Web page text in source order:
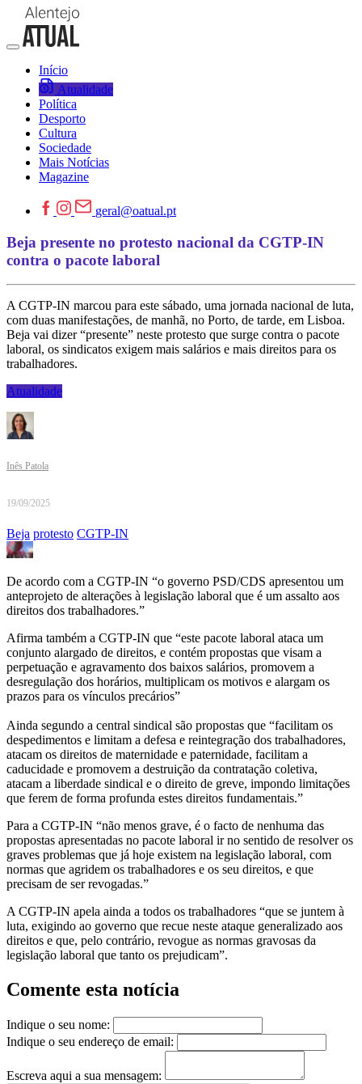
Início
Atualidade
Política
Desporto
Cultura
Sociedade
Mais Notícias
Magazine
geral@oatual.pt
Beja presente no protesto nacional da CGTP-IN
contra o pacote laboral
A CGTP-IN marcou para este sábado, uma jornada nacional de luta,
com duas manifestações, de manhã, no Porto, de tarde, em Lisboa.
Beja vai dizer “presente” neste protesto que surge contra o pacote
laboral, os sindicatos exigem mais salários e mais direitos para os
trabalhadores.
Atualidade
Inês Patola
19/09/2025
Beja protesto CGTP-IN
De acordo com a CGTP-IN “o governo PSD/CDS apresentou um
anteprojeto de alterações à legislação laboral que é um assalto aos
direitos dos trabalhadores.”
Afirma também a CGTP-IN que “este pacote laboral ataca um
conjunto alargado de direitos, e contém propostas que visam a
perpetuação e agravamento dos baixos salários, promovem a
desregulação dos horários, multiplicam os motivos e alargam os
prazos para os vínculos precários”
Ainda segundo a central sindical são propostas que “facilitam os
despedimentos e limitam a defesa e reintegração dos trabalhadores,
atacam os direitos de maternidade e paternidade, facilitam a
caducidade e promovem a destruição da contratação coletiva,
atacam a liberdade sindical e o direito de greve, impondo limitações
que ferem de forma profunda estes direitos fundamentais.”
Para a CGTP-IN “não menos grave, é o facto de nenhuma das
propostas apresentadas no pacote laboral ir no sentido de resolver os
graves problemas que já hoje existem na legislação laboral, com
normas que agridem os trabalhadores e os seu direitos, e que
precisam de ser revogadas.”
A CGTP-IN apela ainda a todos os trabalhadores “que se juntem à
luta, exigindo ao governo que recue neste ataque generalizado aos
direitos e que, pelo contrário, revogue as normas gravosas da
legislação laboral que tanto os prejudicam”.
Comente esta notícia
Indique o seu nome:
Indique o seu endereço de email:
Escreva aqui a sua mensagem: